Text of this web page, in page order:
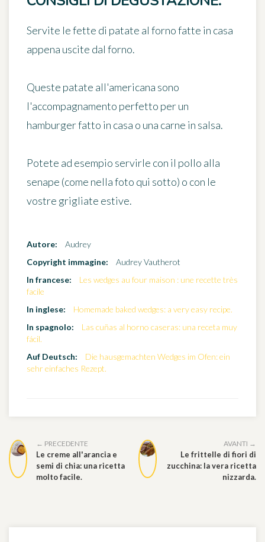
Servite le fette di patate al forno fatte in casa
appena uscite dal forno.
Queste patate all'americana sono
l'accompagnamento perfetto per un
hamburger fatto in casa o una carne in salsa.
Potete ad esempio servirle con il pollo alla
senape (come nella foto qui sotto) o con le
vostre grigliate estive.
Autore:
Audrey
Copyright immagine:
Audrey Vautherot
In francese:
Les wedges au four maison : une recette très
facile
In inglese:
Homemade baked wedges: a very easy recipe.
In spagnolo:
Las cuñas al horno caseras: una receta muy
fácil.
Auf Deutsch:
Die hausgemachten Wedges im Ofen: ein
sehr einfaches Rezept.
← PRECEDENTE
Le creme all'arancia e
semi di chia: una ricetta
molto facile.
AVANTI →
Le frittelle di fiori di
zucchina: la vera ricetta
nizzarda.